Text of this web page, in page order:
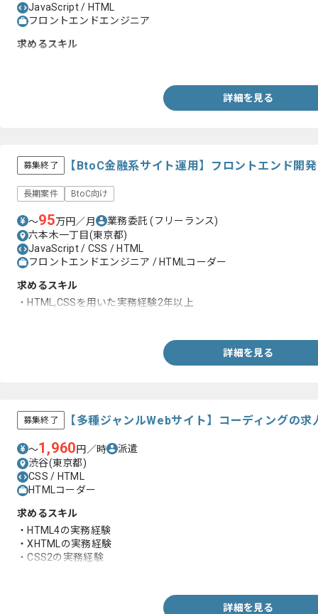
JavaScript / HTML
フロントエンドエンジニア
求めるスキル
詳細を見る
募集終了 【BtoC金融系サイト運用】フロントエンド開
長期案件 BtoC向け
〜95万円／月 業務委託(フリーランス)
六本木一丁目(東京都)
JavaScript / CSS / HTML
フロントエンドエンジニア / HTMLコーダー
求めるスキル
・HTML,CSSを用いた実務経験2年以上
詳細を見る
募集終了 【多種ジャンルWebサイト】コーディングの求
〜1,960円／時
派遣
渋谷(東京都)
CSS / HTML
HTMLコーダー
求めるスキル
・HTML4の実務経験
・XHTMLの実務経験
・CSS2の実務経験
詳細を見る